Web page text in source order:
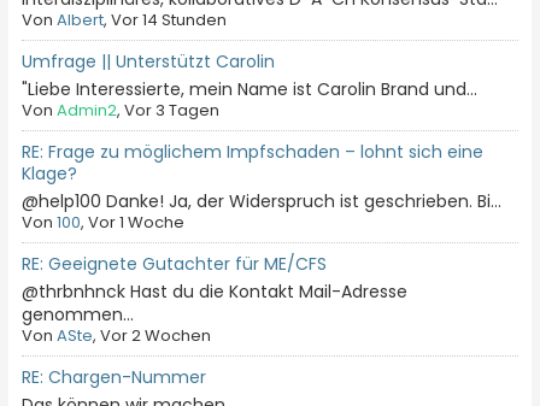
VonAlbert, Vor 14 Stunden
Umfrage || Unterstützt Carolin
"Liebe Interessierte, mein Name ist Carolin Brand und...
VonAdmin2, Vor 3 Tagen
RE: Frage zu möglichem Impfschaden – lohnt sich eine
Klage?
@help100 Danke! Ja, der Widerspruch ist geschrieben. Bi...
Von100, Vor 1 Woche
RE: Geeignete Gutachter für ME/CFS
@thrbnhnck Hast du die Kontakt Mail-Adresse
genommen...
VonASte, Vor 2 Wochen
RE: Chargen-Nummer